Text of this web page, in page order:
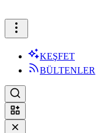
KEŞFET
BÜLTENLER